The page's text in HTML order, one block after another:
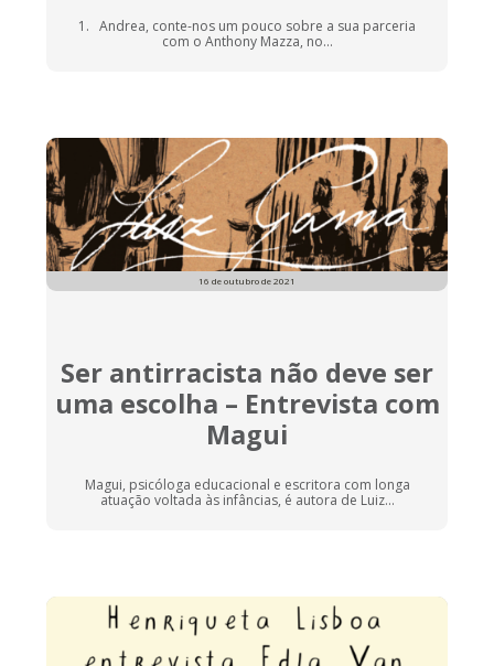
1. Andrea, conte-nos um pouco sobre a sua parceria
com o Anthony Mazza, no...
16 de outubro de 2021
Ser antirracista não deve ser
uma escolha – Entrevista com
Magui
Magui, psicóloga educacional e escritora com longa
atuação voltada às infâncias, é autora de Luiz...